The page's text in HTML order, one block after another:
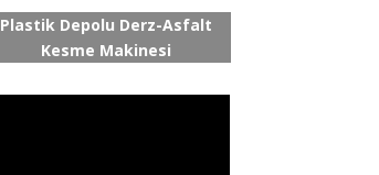
Plastik Depolu Derz-Asfalt
Kesme Makinesi